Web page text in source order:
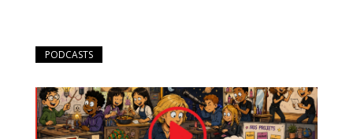
PODCASTS